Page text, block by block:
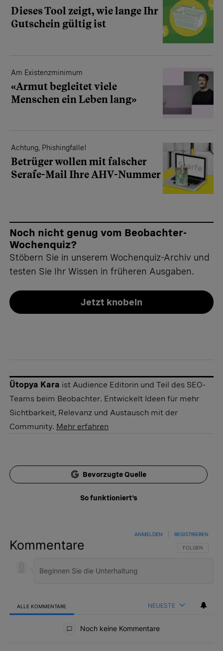
Dieses Tool zeigt, wie lange Ihr
Gutschein gültig ist
Am Existenzminimum
«Armut begleitet viele
Menschen ein Leben lang»
Achtung, Phishingfalle!
Betrüger wollen mit falscher
Serafe-Mail Ihre AHV-Nummer
Noch nicht genug vom Beobachter-
Wochenquiz?
Stöbern Sie in unserem Wochenquiz-Archiv und
testen Sie Ihr Wissen in früheren Ausgaben.
Jetzt knobeln
Ütopya Kara ist Audience Editorin und Teil des SEO-
Teams beim Beobachter. Entwickelt Ideen für mehr
Sichtbarkeit, Relevanz und Austausch mit der
Community. Mehr erfahren
Bevorzugte Quelle
So funktioniert's
Kommentare FOLGE DIESER
FOLGEN
ANMELDEN REGISTRIEREN
ALLE KOMMENTARE NEUESTE
Noch keine Kommentare